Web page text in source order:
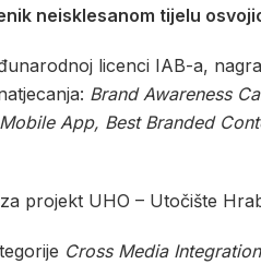
neisklesanom tijelu
licenci IAB-a,
Brand Awareness
App, Best Branded
projekt UHO – Utočište
Cross Media